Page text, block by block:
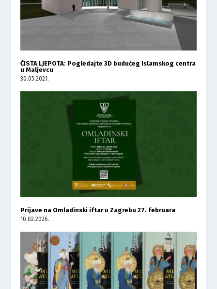
ČISTA LJEPOTA: Pogledajte 3D budućeg Islamskog centra
u Maljevcu
30.05.2021.
Prijave na Omladinski iftar u Zagrebu 27. februara
10.02.2026.